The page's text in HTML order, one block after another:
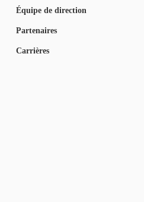
Équipe de direction
Partenaires
Carrières